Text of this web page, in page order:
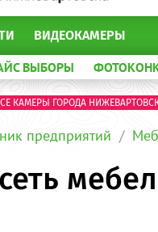
ВИДЕОКАМЕРЫ
ВЫБОРЫ
КАМЕРЫ ГОРОДА
предприятий